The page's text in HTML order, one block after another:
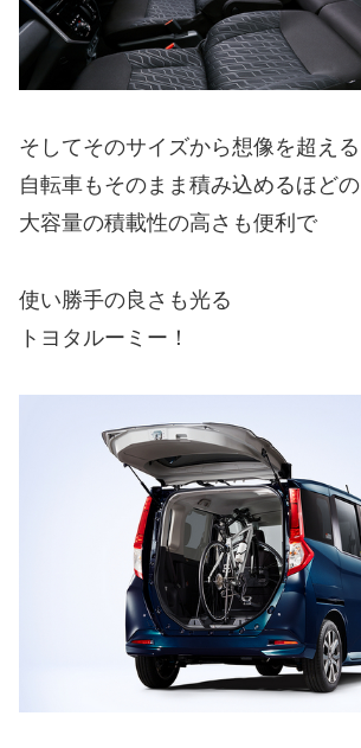
そしてそのサイズから想像を超える
自転車もそのまま積み込めるほどの
大容量の積載性の高さも便利で
使い勝手の良さも光る
トヨタルーミー！